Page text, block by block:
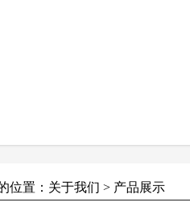
位置：关于我们 > 产品展示